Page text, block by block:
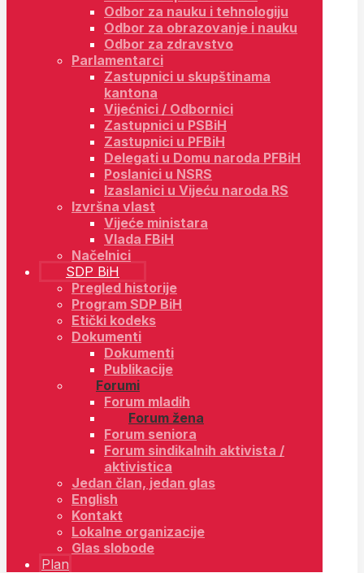
Odbor za nauku i tehnologiju
Odbor za obrazovanje i nauku
Odbor za zdravstvo
Parlamentarci
Zastupnici u skupštinama
kantona
Vijećnici / Odbornici
Zastupnici u PSBiH
Zastupnici u PFBiH
Delegati u Domu naroda PFBiH
Poslanici u NSRS
Izaslanici u Vijeću naroda RS
Izvršna vlast
Vijeće ministara
Vlada FBiH
Načelnici
SDP BiH
Pregled historije
Program SDP BiH
Etički kodeks
Dokumenti
Dokumenti
Publikacije
Forumi
Forum mladih
Forum žena
Forum seniora
Forum sindikalnih aktivista /
aktivistica
Jedan član, jedan glas
English
Kontakt
Lokalne organizacije
Glas slobode
Plan